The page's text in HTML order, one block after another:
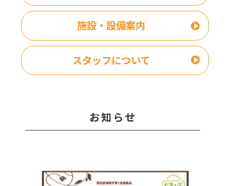
施設・設備案内
スタッフについて
お知らせ